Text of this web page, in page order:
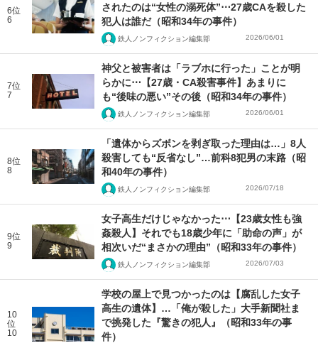
6位
6
されたのは“女性の溺死体”⋯27歳CAを殺した
犯人は誰だ（昭和34年の事件）
鉄人ノンフィクション編集部 2026/06/01
7位
7
神父と被害者は「ラブホに行った」ことが明
らかに⋯【27歳・CA殺害事件】あまりに
も“後味の悪い”その後（昭和34年の事件）
鉄人ノンフィクション編集部 2026/06/01
8位
8
「遺体からズボンを剥ぎ取った理由は…」8人
殺害しても“反省なし”…前科8犯男の末路（昭
和40年の事件）
鉄人ノンフィクション編集部 2026/07/18
9位
9
女子高生だけじゃなかった⋯【23歳女性も強
姦殺人】それでも18歳少年に「助命の声」が
相次いだ“まさかの理由”（昭和33年の事件）
鉄人ノンフィクション編集部 2026/07/03
10
位
10
学校の屋上で見つかったのは【腐乱した女子
高生の遺体】…「俺が殺した」大手新聞社ま
で挑発した『驚きの犯人』（昭和33年の事
件）